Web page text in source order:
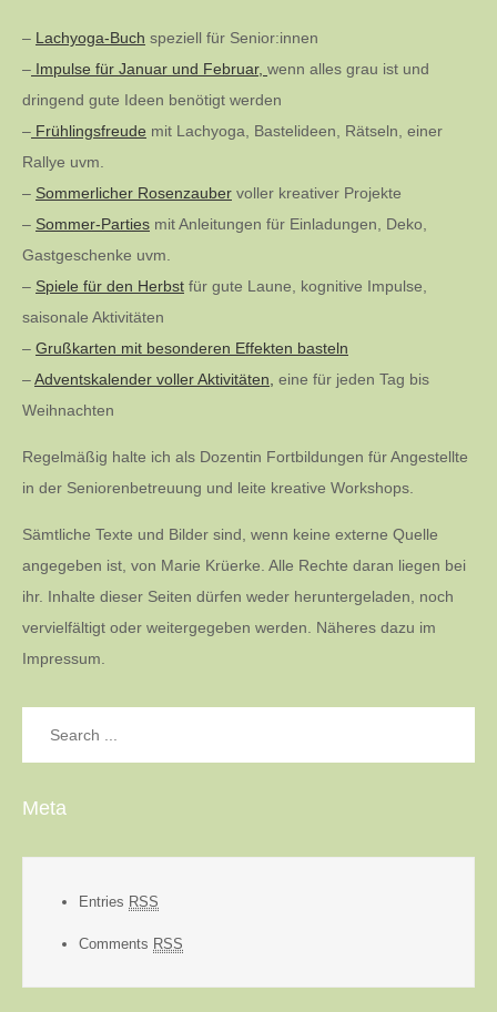
– Lachyoga-Buch speziell für Senior:innen
– Impulse für Januar und Februar, wenn alles grau ist und
dringend gute Ideen benötigt werden
– Frühlingsfreude mit Lachyoga, Bastelideen, Rätseln, einer
Rallye uvm.
– Sommerlicher Rosenzauber voller kreativer Projekte
– Sommer-Parties mit Anleitungen für Einladungen, Deko,
Gastgeschenke uvm.
– Spiele für den Herbst für gute Laune, kognitive Impulse,
saisonale Aktivitäten
– Grußkarten mit besonderen Effekten basteln
–Adventskalender voller Aktivitäten, eine für jeden Tag bis
Weihnachten
Regelmäßig halte ich als Dozentin Fortbildungen für Angestellte
in der Seniorenbetreuung und leite kreative Workshops.
Sämtliche Texte und Bilder sind, wenn keine externe Quelle
angegeben ist, von Marie Krüerke. Alle Rechte daran liegen bei
ihr. Inhalte dieser Seiten dürfen weder heruntergeladen, noch
vervielfältigt oder weitergegeben werden. Näheres dazu im
Impressum.
Meta
Entries RSS
Comments RSS